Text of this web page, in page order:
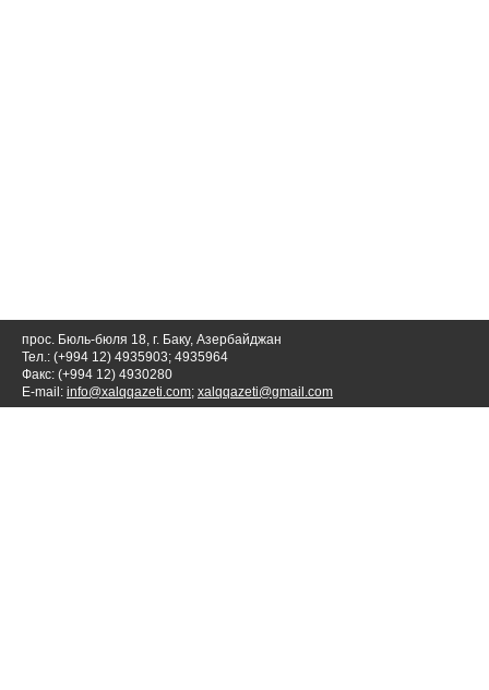
прос. Бюль-бюля 18, г. Баку, Азербайджан
Тел.: (+994 12) 4935903; 4935964
Факс: (+994 12) 4930280
E-mail: info@xalqqazeti.com; xalqqazeti@gmail.com